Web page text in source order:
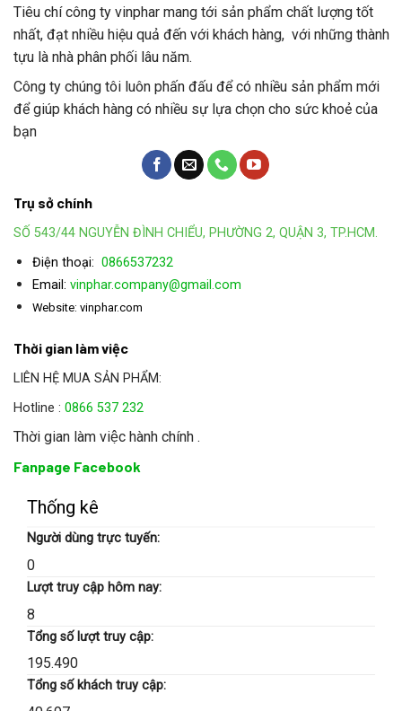
Tiêu chí công ty vinphar mang tới sản phẩm chất lượng tốt
nhất, đạt nhiều hiệu quả đến với khách hàng, với những thành
tựu là nhà phân phối lâu năm.
Công ty chúng tôi luôn phấn đấu để có nhiều sản phẩm mới
để giúp khách hàng có nhiều sự lựa chọn cho sức khoẻ của
bạn
Trụ sở chính
SỐ 543/44 NGUYỄN ĐÌNH CHIỂU, PHƯỜNG 2, QUẬN 3, TP.HCM.
Điện thoại: 0866537232
Email: vinphar.company@gmail.com
Website: vinphar.com
Thời gian làm việc
LIÊN HỆ MUA SẢN PHẨM:
Hotline : 0866 537 232
Thời gian làm việc hành chính .
Fanpage Facebook
Thống kê
Người dùng trực tuyến:
0
Lượt truy cập hôm nay:
8
Tổng số lượt truy cập:
195.490
Tổng số khách truy cập: